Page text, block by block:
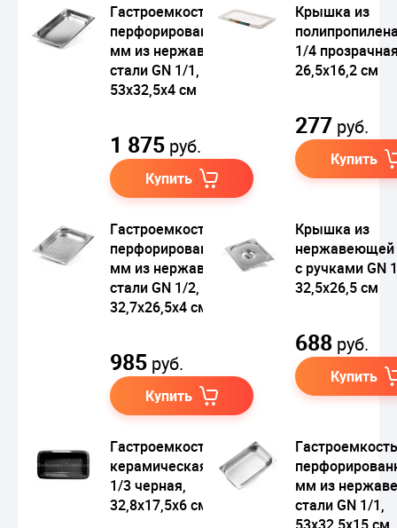
Гастроемкость
перфорированная 3
мм из нержавеющей
стали GN 1/1,
53х32,5х4 см
1 875 руб.
Купить
Крышка из
1/4
26,5х16,2 см
277 руб.
Купить
Гастроемкость
перфорированная 3
мм из нержавеющей
стали GN 1/2,
32,7х26,5х4 см
985 руб.
Купить
Крышка из
нержавеющей
с ручками GN
32,5х26,5 см
688 руб.
Купить
Гастроемкость
керамическая GN
1/3 черная,
32,8х17,5х6 см
Гастроемкость
мм из
стали GN 1/1,